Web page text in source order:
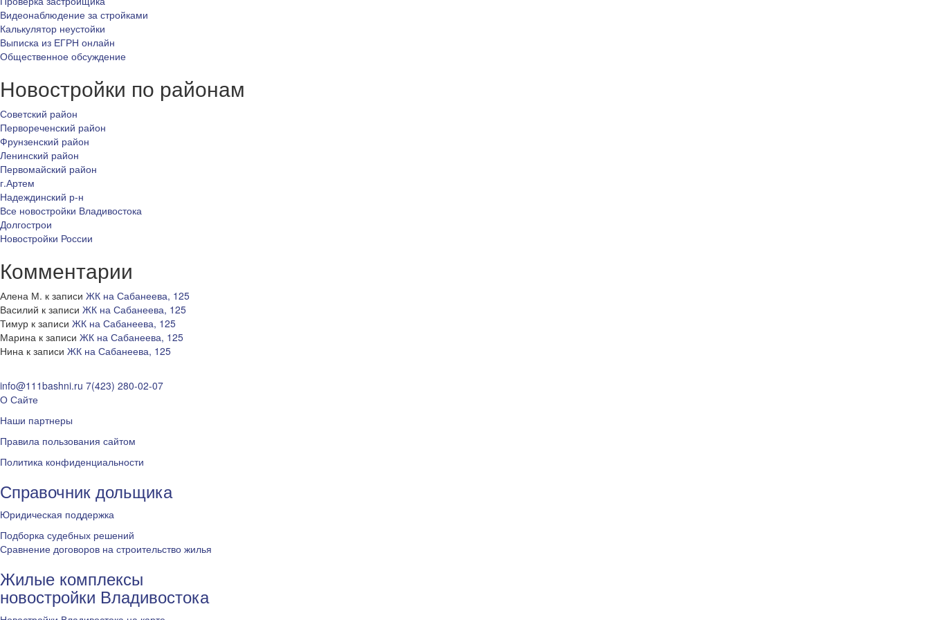
Видеонаблюдение за стройками
Калькулятор неустойки
Выписка из ЕГРН онлайн
Общественное обсуждение
Новостройки по районам
Советский район
Первореченский район
Фрунзенский район
Ленинский район
Первомайский район
г.Артем
Надеждинский р-н
Все новостройки Владивостока
Долгострои
Новостройки России
Комментарии
Алена М. к записи ЖК на Сабанеева, 125
Василий к записи ЖК на Сабанеева, 125
Тимур к записи ЖК на Сабанеева, 125
Марина к записи ЖК на Сабанеева, 125
Нина к записи ЖК на Сабанеева, 125
info@111bashni.ru 7(423) 280-02-07
О Сайте
Наши партнеры
Правила пользования сайтом
Политика конфиденциальности
Справочник дольщика
Юридическая поддержка
Подборка судебных решений
Сравнение договоров на строительство жилья
Жилые комплексы
новостройки Владивостока